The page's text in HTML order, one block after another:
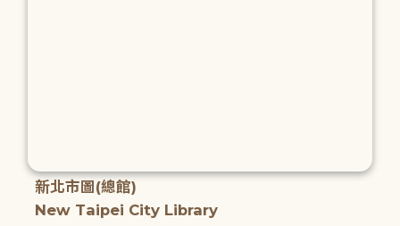
新北市圖(總館)
New Taipei City Library